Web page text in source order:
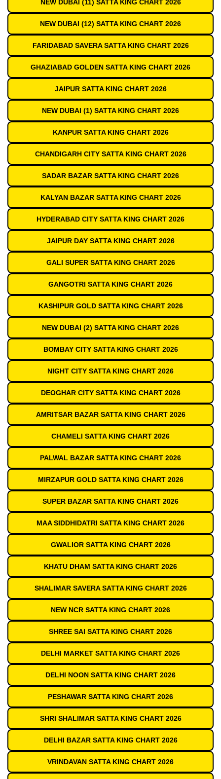
NEW DUBAI (11) SATTA KING CHART 2026
NEW DUBAI (12) SATTA KING CHART 2026
FARIDABAD SAVERA SATTA KING CHART 2026
GHAZIABAD GOLDEN SATTA KING CHART 2026
JAIPUR SATTA KING CHART 2026
NEW DUBAI (1) SATTA KING CHART 2026
KANPUR SATTA KING CHART 2026
CHANDIGARH CITY SATTA KING CHART 2026
SADAR BAZAR SATTA KING CHART 2026
KALYAN BAZAR SATTA KING CHART 2026
HYDERABAD CITY SATTA KING CHART 2026
JAIPUR DAY SATTA KING CHART 2026
GALI SUPER SATTA KING CHART 2026
GANGOTRI SATTA KING CHART 2026
KASHIPUR GOLD SATTA KING CHART 2026
NEW DUBAI (2) SATTA KING CHART 2026
BOMBAY CITY SATTA KING CHART 2026
NIGHT CITY SATTA KING CHART 2026
DEOGHAR CITY SATTA KING CHART 2026
AMRITSAR BAZAR SATTA KING CHART 2026
CHAMELI SATTA KING CHART 2026
PALWAL BAZAR SATTA KING CHART 2026
MIRZAPUR GOLD SATTA KING CHART 2026
SUPER BAZAR SATTA KING CHART 2026
MAA SIDDHIDATRI SATTA KING CHART 2026
GWALIOR SATTA KING CHART 2026
KHATU DHAM SATTA KING CHART 2026
SHALIMAR SAVERA SATTA KING CHART 2026
NEW NCR SATTA KING CHART 2026
SHREE SAI SATTA KING CHART 2026
DELHI MARKET SATTA KING CHART 2026
DELHI NOON SATTA KING CHART 2026
PESHAWAR SATTA KING CHART 2026
SHRI SHALIMAR SATTA KING CHART 2026
DELHI BAZAR SATTA KING CHART 2026
VRINDAVAN SATTA KING CHART 2026